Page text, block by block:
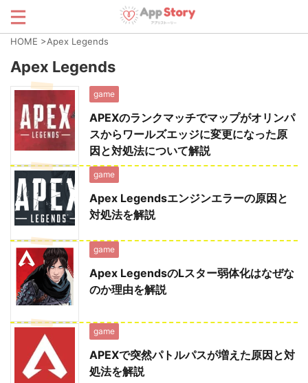
HOME >Apex Legends
Apex Legends
game
APEXのランクマッチでマップがオリンパ
スからワールズエッジに変更になった原
因と対処法について解説
game
Apex Legendsエンジンエラーの原因と
対処法を解説
game
Apex LegendsのLスター弱体化はなぜな
のか理由を解説
game
APEXで突然パトルパスが増えた原因と対
処法を解説